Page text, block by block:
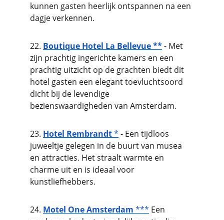
kunnen gasten heerlijk ontspannen na een
dagje verkennen.
22. Boutique Hotel La Bellevue ** - Met
zijn prachtig ingerichte kamers en een
prachtig uitzicht op de grachten biedt dit
hotel gasten een elegant toevluchtsoord
dicht bij de levendige
bezienswaardigheden van Amsterdam.
23. Hotel Rembrandt * - Een tijdloos
juweeltje gelegen in de buurt van musea
en attracties. Het straalt warmte en
charme uit en is ideaal voor
kunstliefhebbers.
24. Motel One Amsterdam *** Een